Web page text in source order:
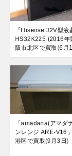
「Hisense 32V型液
HS32K225 (2016年
阪市北区で買取(6月
「amadana(アマダ
ンレンジ ARE-V16
港区で買取(9月3日)